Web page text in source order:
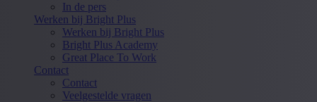
In de pers
Werken bij Bright Plus
Werken bij Bright Plus
Bright Plus Academy
Great Place To Work
Contact
Contact
Veelgestelde vragen